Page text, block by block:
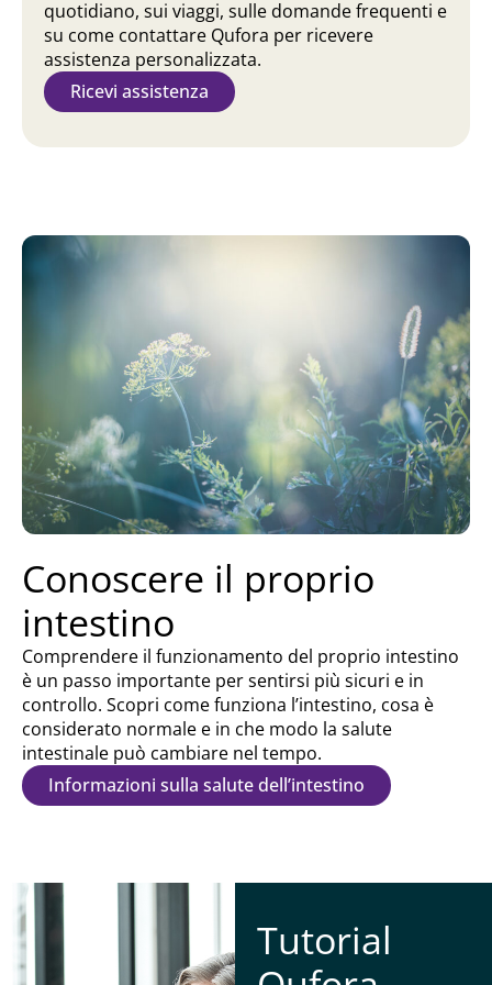
quotidiano, sui viaggi, sulle domande frequenti e
su come contattare Qufora per ricevere
assistenza personalizzata.
Ricevi assistenza
Conoscere il proprio
intestino
Comprendere il funzionamento del proprio intestino
è un passo importante per sentirsi più sicuri e in
controllo. Scopri come funziona l’intestino, cosa è
considerato normale e in che modo la salute
intestinale può cambiare nel tempo.
Informazioni sulla salute dell’intestino
Tutorial